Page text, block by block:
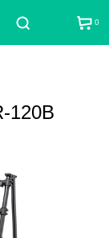
Поиск 0
120B